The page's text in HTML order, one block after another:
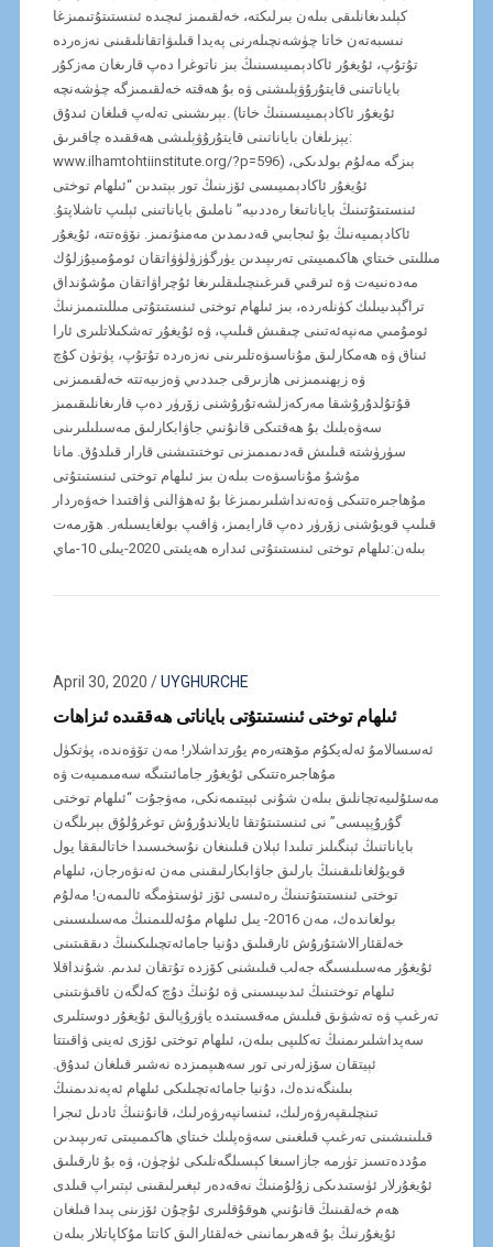
كېلىدىغانلىقى بىلەن بىرلىكتە، خەلقىمىز ئىچىدە ئىنستىتۇتىمىزغا
نىسبەتەن خاتا چۈشەنچىلەرنى پەيدا قىلىۋاتقانلىقىنى نەزەردە
تۇتۇپ، ئۇيغۇر ئاكادېمىيىسىنىڭ بىز ناتوغرا دەپ قارىغان مەزكۇر
باياناتىنى قايتۇرۇۋېلىشنى ۋە بۇ ھەقتە خەلقىمىزگە چۈشەنچە
بېرىشىنى تەلەپ قىلغان ئىدۇق. (ئۇيغۇر ئاكادېمىيىسىنىڭ خاتا
يېزىلغان باياناتىنى قايتۇرۇۋېلىشى ھەققىدە چاقىرىق:
www.ilhamtohtiinstitute.org/?p=596) بىزگە مەلۇم بولدىكى،
ئۇيغۇر ئاكادېمىيىسى ئۆزىنىڭ تور بېتىدىن “ئىلھام توختى
ئىنستىتۇتىنىڭ باياناتىغا رەددىيە” ناملىق باياناتىنى ئېلىپ تاشلاپتۇ.
ئاكادېمىيەنىڭ بۇ ئىجابىي قەدىمدىن مەمنۇنمىز. نۆۋەتتە، ئۇيغۇر
مىللىتى خىتاي ھاكىمىيىتى تەرىپىدىن يۈرگۈزۈلۈۋاتقان ئومۇمىيۇزلۇك
مەدەنىيەت ۋە ئىرقىي قىرغىنچىلىقلىرىغا ئۇچراۋاتقان مۇشۇنداق
تراگېدىيىلىك كۈنلەردە، بىز ئىلھام توختى ئىنستىتۇتى مىللىتىمىزنىڭ
ئومۇمىي مەنپەئەتىنى چىقىش قىلىپ، ۋە ئۇيغۇر تەشكىلاتلىرى ئارا
ئىناق ۋە ھەمكارلىق مۇناسىۋەتلىرىنى نەزەردە تۇتۇپ، پۈتۈن كۇچ
ۋە زېھنىمىزنى ھازىرقى جىددىي ۋەزىيەتتە خەلقىمىزنى
قۇتۇلدۇرۇشقا مەركەزلشەتۇرۇشنى زۆرۈر دەپ قارىغانلىقىمىز
سەۋەبلىك بۇ ھەقتىكى قانۇنىي جاۋابكارلىق مەسىلىلىرىنى
سۈرۈشتە قىلىش قەدىمىمىزنى توختىتىشنى قارار قىلدۇق. مانا
مۇشۇ مۇناسىۋەت بىلەن بىز ئىلھام توختى ئىنستىتۇتى
مۇھاجىرەتتىكى ۋەتەنداشلىرىمىزغا بۇ ئەھۋالنى ۋاقتىدا خەۋەردار
قىلىپ قويۇشنى زۆرۈر دەپ قارايمىز، ۋاقىپ بولغايسىلەر. ھۆرمەت
بىلەن:ئىلھام توختى ئىنستىتۇتى ئىدارە ھەيئىتى 2020-يىلى 10-ماي
April 30, 2020 /UYGHURCHE
ئىلھام توختى ئىنستىتۇتى باياناتى ھەققىدە ئىزاھات
ئەسسالامۇ ئەلەيكۇم مۆھتەرەم يۇرتداشلار! مەن تۆۋەندە، پۈتكۈل
مۇھاجىرەتتىكى ئۇيغۇر جامائىتىگە سەمىمىيەت ۋە
مەسئۇلىيەتچانلىق بىلەن شۇنى ئېيتىمەنكى، مەۋجۇت “ئىلھام توختى
گۇرۇپپىسى” نى ئىنستىتۇتقا ئايلاندۇرۇش توغرۇلۇق بېرىلگەن
باياناتنىڭ ئېنگىلىز تىلىدا ئېلان قىلىنغان نۇسخىسىدا خاتالىققا يول
قويۇلغانلىقىنىڭ بارلىق جاۋابكارلىقىنى مەن ئەنۋەرجان، ئىلھام
توختى ئىنستىتۇتىنىڭ رەئىسى ئۆز ئۈستۈمگە ئالىمەن! مەلۇم
بولغاندەك، مەن 2016- يىل ئىلھام مۇئەللىمنىڭ مەسىلىسىنى
خەلقئارالاشتۇرۇش ئارقىلىق دۇنيا جامائەتچىلىكىنىڭ دىققىتىنى
ئۇيغۇر مەسىلىسىگە جەلب قىلىشنى كۆزدە تۇتقان ئىدىم. شۇنداقلا
ئىلھام توختىنىڭ ئىدىيىسىنى ۋە ئۇنىڭ دۇچ كەلگەن ئاقىۋىتىنى
تەرغىپ ۋە تەشۋىق قىلىش مەقسىتىدە ياۋرۇپالىق ئۇيغۇر دوستلىرى
سەپداشلىرىمنىڭ تەكلىپى بىلەن، ئىلھام توختى ئۆزى ئەينى ۋاقىتتا
ئېيتقان سۆزلەرنى تور سەھىپمىزدە نەشىر قىلغان ئىدۇق.
بىلىنگەندەك، دۇنيا جامائەتچىلىكى ئىلھام ئەپەندىمنىڭ
تىنچلىقپەرۋەرلىك، ئىنسانپەرۋەرلىك، قانۇننىڭ ئادىل ئىجرا
قىلىنىشىنى تەرغىپ قىلغىنى سەۋەپلىك خىتاي ھاكىمىيىتى تەرىپىدىن
مۇددەتسىز تۈرمە جازاسىغا كېسىلگەنلىكى ئۈچۈن، ۋە بۇ ئارقىلىق
ئۇيغۇرلار ئۈستىدىكى زۇلۇمنىڭ نەقەدەر ئېغىرلىقىنى ئېتىراپ قىلدى
ھەم خەلقىنىڭ قانۇنىي ھوقۇقلىرى ئۇچۇن ئۆزىنى پىدا قىلغان
ئۇيغۇرنىڭ بۇ قەھرىمانىنى خەلقئارالىق كاتتا مۇكاپاتلار بىلەن